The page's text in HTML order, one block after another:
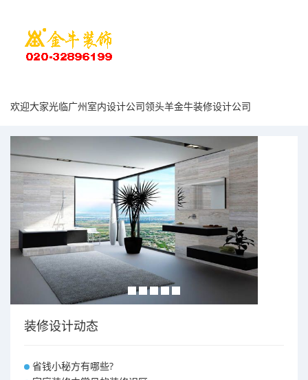
欢迎大家光临广州室内设计公司领头羊金牛装修设计公司
装修设计动态
省钱小秘方有哪些?